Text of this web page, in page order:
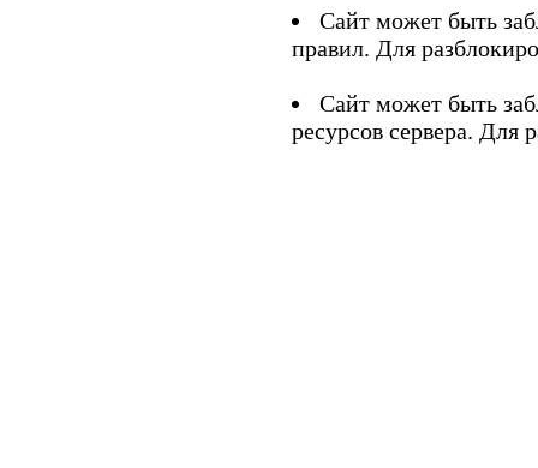
Сайт может быть
правил. Для
Сайт может быть
ресурсов сервера. Для